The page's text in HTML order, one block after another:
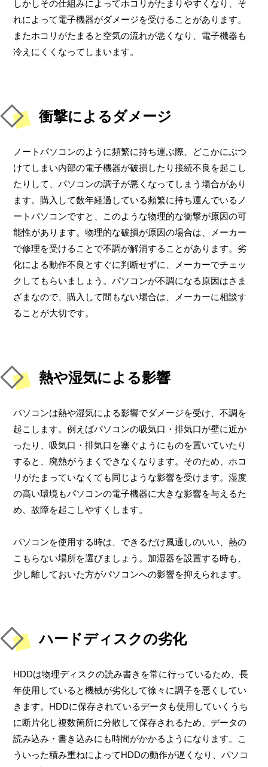
しかしその仕組みによってホコリがたまりやすくなり、そ
れによって電子機器がダメージを受けることがあります。
またホコリがたまると空気の流れが悪くなり、電子機器も
冷えにくくなってしまいます。
衝撃によるダメージ
ノートパソコンのように頻繁に持ち運ぶ際、どこかにぶつ
けてしまい内部の電子機器が破損したり接続不良を起こし
たりして、パソコンの調子が悪くなってしまう場合があり
ます。購入して数年経過している頻繁に持ち運んでいるノ
ートパソコンですと、このような物理的な衝撃が原因の可
能性があります。物理的な破損が原因の場合は、メーカー
で修理を受けることで不調が解消することがあります。劣
化による動作不良とすぐに判断せずに、メーカーでチェッ
クしてもらいましょう。パソコンが不調になる原因はさま
ざまなので、購入して間もない場合は、メーカーに相談す
ることが大切です。
熱や湿気による影響
パソコンは熱や湿気による影響でダメージを受け、不調を
起こします。例えばパソコンの吸気口・排気口が壁に近か
ったり、吸気口・排気口を塞ぐようにものを置いていたり
すると、廃熱がうまくできなくなります。そのため、ホコ
リがたまっていなくても同じような影響を受けます。湿度
の高い環境もパソコンの電子機器に大きな影響を与えるた
め、故障を起こしやすくします。
パソコンを使用する時は、できるだけ風通しのいい、熱の
こもらない場所を選びましょう。加湿器を設置する時も、
少し離しておいた方がパソコンへの影響を抑えられます。
ハードディスクの劣化
HDDは物理ディスクの読み書きを常に行っているため、長
年使用していると機械が劣化して徐々に調子を悪くしてい
きます。HDDに保存されているデータも使用していくうち
に断片化し複数箇所に分散して保存されるため、データの
読み込み・書き込みにも時間がかかるようになります。こ
ういった積み重ねによってHDDの動作が遅くなり、パソコ